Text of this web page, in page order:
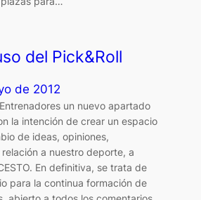
del Pick&Roll
de 2012
un nuevo apartado
la intención de crear un espacio
de ideas, opiniones,
a nuestro deporte, a
En definitiva, se trata de
para la continua formación de